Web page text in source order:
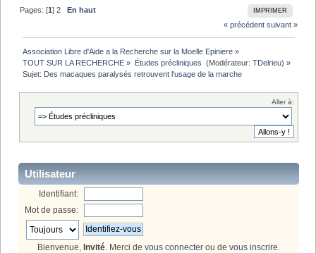
IMPRIMER
Pages: [1]2
En haut
« précédent suivant »
Association Libre d'Aide a la Recherche sur la Moelle Epiniere »
TOUT SUR LA RECHERCHE » Études précliniques (Modérateur: TDelrieu) »
Sujet: Des macaques paralysés retrouvent l'usage de la marche
Aller à:
Utilisateur
Identifiant:
Mot de passe:
Bienvenue, Invité. Merci de vous connecter ou de vous inscrire.